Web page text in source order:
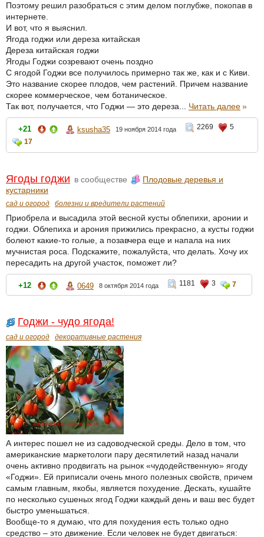
Поэтому решил разобраться с этим делом поглубже, покопав в
интернете.
И вот, что я выяснил.
Ягода годжи или дереза китайская
Дереза китайская годжи
Ягоды Годжи созревают очень поздно
С ягодой Годжи все получилось примерно так же, как и с Киви.
Это название скорее плодов, чем растений. Причем название
скорее коммерческое, чем ботаническое.
Так вот, получается, что Годжи — это дереза... Читать далее»
+21 ksusha35 19 ноября 2014 года 2269
5
17
Ягоды годжи в сообществе
Плодовые деревья и
кустарники
сад и огород болезни и вредители растений
Приобрела и высадила этой весной кусты облепихи, аронии и
годжи. Облепиха и арония прижились прекрасно, а кусты годжи
болеют какие-то голые, а позавчера еще и напала на них
мучнистая роса. Подскажите, пожалуйста, что делать. Хочу их
пересадить на другой участок, поможет ли?
+12 0649 8 октября 2014 года 1181 3 7
Годжи - чудо ягода!
сад и огород декоративные растения
А интерес пошел не из садоводческой среды. Дело в том, что
американские маркетологи пару десятилетий назад начали
очень активно продвигать на рынок «чудодейственную» ягоду
«Годжи». Ей приписали очень много полезных свойств, причем
самым главным, якобы, является похудение. Дескать, кушайте
по несколько сушеных ягод Годжи каждый день и ваш вес будет
быстро уменьшаться.
Вообще-то я думаю, что для похудения есть только одно
средство – это движение. Если человек не будет двигаться: